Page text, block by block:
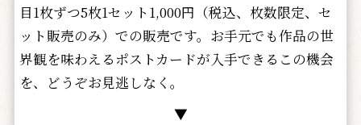
目1枚ずつ5枚1セット1,000円（税込、枚数限定、セ
ット販売のみ）での販売です。お手元でも作品の世
界観を味わえるポストカードが入手できるこの機会
を、どうぞお見逃しなく。
▼